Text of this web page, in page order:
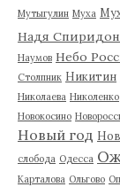
Мутыгулин Муха
Надя
Наумов Небо
Столпник Никитин
Николаева Николенко
Новокосино
Новый год
слобода Одесса
Карталова Ольгово